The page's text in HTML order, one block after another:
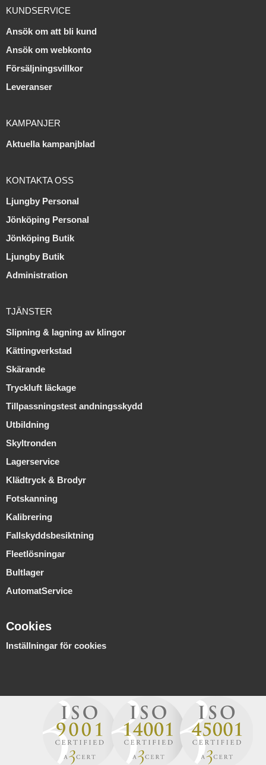
KUNDSERVICE
Ansök om att bli kund
Ansök om webkonto
Försäljningsvillkor
Leveranser
KAMPANJER
Aktuella kampanjblad
KONTAKTA OSS
Ljungby Personal
Jönköping Personal
Jönköping Butik
Ljungby Butik
Administration
TJÄNSTER
Slipning & lagning av klingor
Kättingverkstad
Skärande
Tryckluft läckage
Tillpassningstest andningsskydd
Utbildning
Skyltronden
Lagerservice
Klädtryck & Brodyr
Fotskanning
Kalibrering
Fallskyddsbesiktning
Fleetlösningar
Bultlager
AutomatService
Cookies
Inställningar för cookies